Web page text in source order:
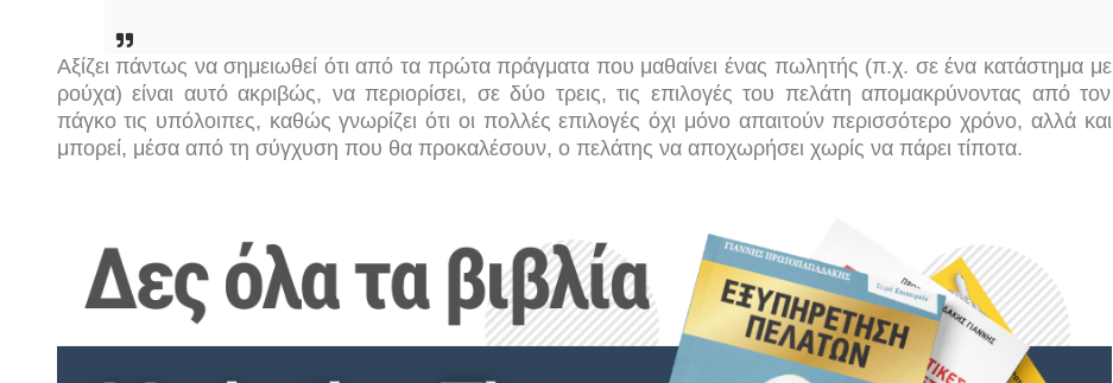
Αξίζει πάντως να σημειωθεί ότι από τα πρώτα πράγματα που μαθαίνει ένας πωλητής (π.χ. σε ένα κατάστημα με
ρούχα) είναι αυτό ακριβώς, να περιορίσει, σε δύο τρεις, τις επιλογές του πελάτη απομακρύνοντας από τον
πάγκο τις υπόλοιπες, καθώς γνωρίζει ότι οι πολλές επιλογές όχι μόνο απαιτούν περισσότερο χρόνο, αλλά και
μπορεί, μέσα από τη σύγχυση που θα προκαλέσουν, ο πελάτης να αποχωρήσει χωρίς να πάρει τίποτα.